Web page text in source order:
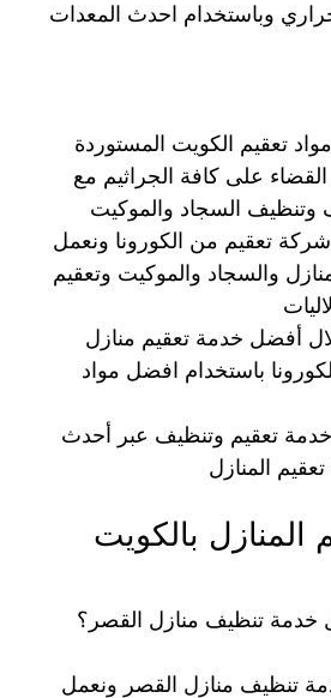
وباستخدام احدث المعدات
تعقيم الكويت المستوردة
على كافة الجراثيم مع
وتنظيف السجاد والموكيت
تعقيم من الكورونا ونعمل
والسجاد والموكيت وتعقيم
أفضل خدمة تعقيم منازل
باستخدام افضل مواد
تعقيم وتنظيف عبر أحدث
المنازل
بالكويت
تنظيف منازل القصر؟
تنظيف منازل القصر ونعمل